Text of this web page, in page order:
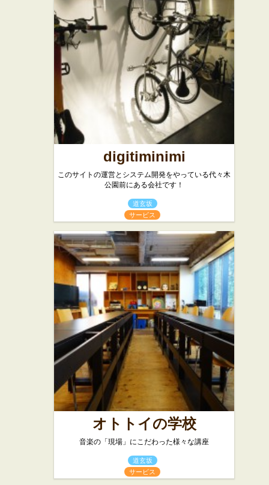
digitiminimi
このサイトの運営とシステム開発をやっている代々木
公園前にある会社です！
道玄坂
サービス
オトトイの学校
音楽の「現場」にこだわった様々な講座
道玄坂
サービス